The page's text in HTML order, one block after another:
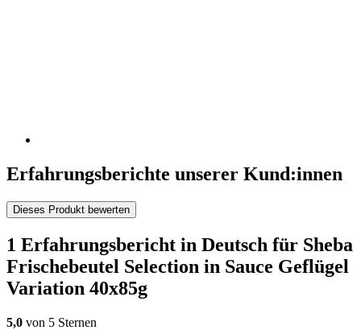
Erfahrungsberichte unserer Kund:innen
Dieses Produkt bewerten
1 Erfahrungsbericht in Deutsch für Sheba
Frischebeutel Selection in Sauce Geflügel
Variation 40x85g
5,0 von 5 Sternen